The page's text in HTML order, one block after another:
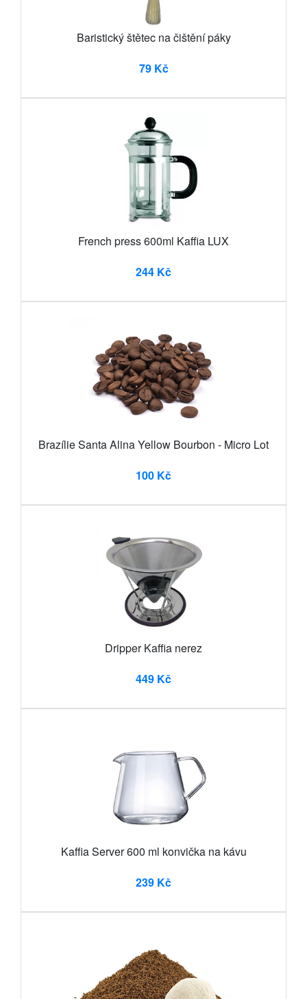
Baristický štětec na čištění páky
79 Kč
French press 600ml Kaffia LUX
244 Kč
Brazílie Santa Alina Yellow Bourbon - Micro Lot
100 Kč
Dripper Kaffia nerez
449 Kč
Kaffia Server 600 ml konvička na kávu
239 Kč